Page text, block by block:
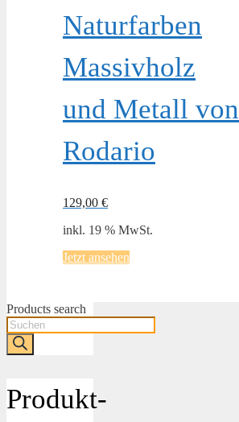
Naturfarben
Massivholz
und Metall von
Rodario
129,00 €
inkl. 19 % MwSt.
Jetzt ansehen
Products search
Produkt-